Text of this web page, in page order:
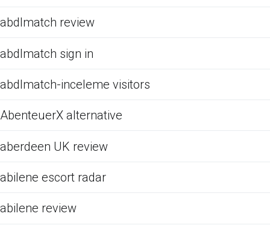
abdlmatch review
abdlmatch sign in
abdlmatch-inceleme visitors
AbenteuerX alternative
aberdeen UK review
abilene escort radar
abilene review